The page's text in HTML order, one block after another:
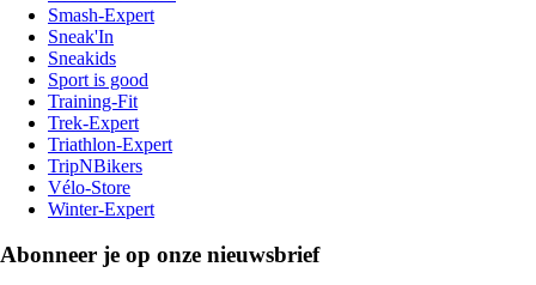
Smash-Expert
Sneak'In
Sneakids
Sport is good
Training-Fit
Trek-Expert
Triathlon-Expert
TripNBikers
Vélo-Store
Winter-Expert
Abonneer je op onze nieuwsbrief